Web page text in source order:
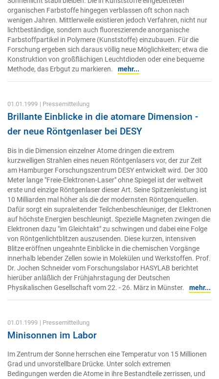
organischen Farbstoffe hingegen verblassen oft schon nach
wenigen Jahren. Mittlerweile existieren jedoch Verfahren, nicht nur
lichtbeständige, sondern auch fluoreszierende anorganische
Farbstoffpartikel in Polymere (Kunststoffe) einzubauen. Für die
Forschung ergeben sich daraus völlig neue Möglichkeiten; etwa die
Konstruktion von großflächigen Leuchtdioden oder eine bequeme
Methode, das Erbgut zu markieren.
mehr...
01.01.1999 | Pressemitteilung
Brillante Einblicke in die atomare Dimension -
der neue Röntgenlaser bei DESY
Bis in die Dimension einzelner Atome dringen die extrem
kurzwelligen Strahlen eines neuen Röntgenlasers vor, der zur Zeit
am Hamburger Forschungszentrum DESY entwickelt wird. Der 300
Meter lange "Freie-Elektronen-Laser" ohne Spiegel ist der weltweit
erste und einzige Röntgenlaser dieser Art. Seine Spitzenleistung ist
10 Milliarden mal höher als die der modernsten Röntgenquellen.
Dafür sorgt ein supraleitender Teilchenbeschleuniger, der Elektronen
auf höchste Energien beschleunigt. Spezielle Magneten zwingen die
Elektronen dazu "im Gleichtakt" zu schwingen und dabei eine Folge
von Röntgenlichtblitzen auszusenden. Diese kurzen, intensiven
Blitze eröffnen ungeahnte Einblicke in die chemischen Vorgänge
innerhalb lebender Zellen sowie in Molekülen und Werkstoffen. Prof.
Dr. Jochen Schneider vom Forschungslabor HASYLAB berichtet
hierüber anläßlich der Frühjahrstagung der Deutschen
Physikalischen Gesellschaft vom 22. - 26. März in Münster.
mehr...
01.01.1999 | Pressemitteilung
Minisonnen im Labor
Im Zentrum der Sonne herrschen eine Temperatur von 15 Millionen
Grad und unvorstellbare Drücke. Unter solch extremen
Bedingungen werden die Atome in ihre Bestandteile zerrissen, und